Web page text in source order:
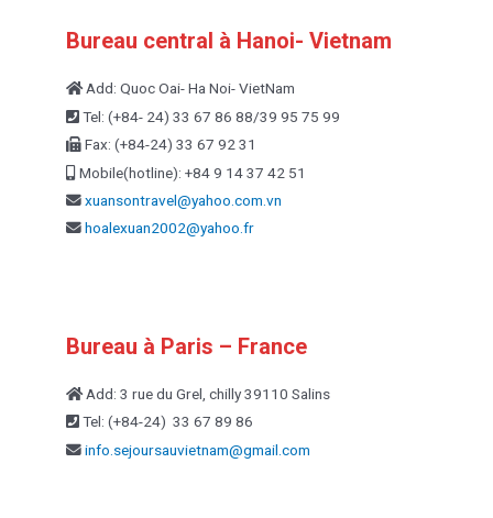
Bureau central à Hanoi- Vietnam
Add: Quoc Oai- Ha Noi- VietNam
Tel: (+84- 24) 33 67 86 88/39 95 75 99
Fax: (+84-24) 33 67 92 31
Mobile(hotline): +84 9 14 37 42 51
xuansontravel@yahoo.com.vn
hoalexuan2002@yahoo.fr
Bureau à Paris – France
Add: 3 rue du Grel, chilly 39110 Salins
Tel: (+84-24) 33 67 89 86
info.sejoursauvietnam@gmail.com